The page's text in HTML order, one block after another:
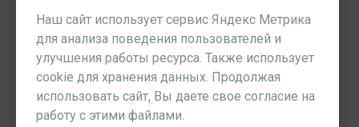
В августе южноуральцев ждёт главный звездопад года.
06.08.2026 08:38:53
Стало известно, когда начнётся преображение
легендарной челябинской «заброшки» — элеватора в
центре города
Наш сайт использует сервис Яндекс Метрика
для анализа поведения пользователей и
улучшения работы ресурса. Также использует
cookie для хранения данных. Продолжая
использовать сайт, Вы даете свое согласие на
работу с этими файлами.